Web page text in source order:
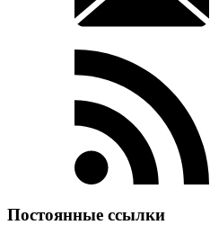
Постоянные ссылки